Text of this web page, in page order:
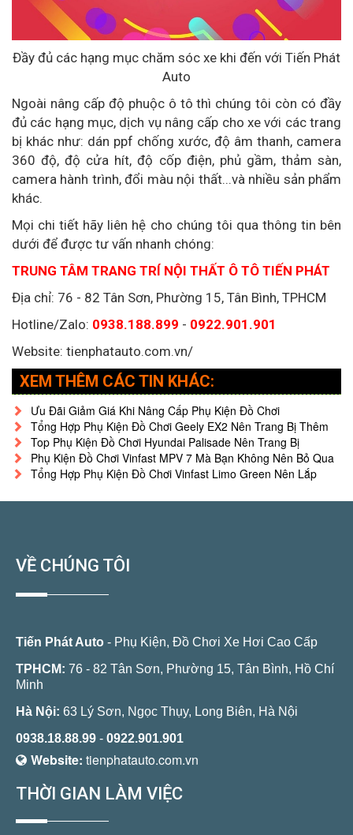
Đầy đủ các hạng mục chăm sóc xe khi đến với Tiến Phát
Auto
Ngoài nâng cấp độ phuộc ô tô thì chúng tôi còn có đầy
đủ các hạng mục, dịch vụ nâng cấp cho xe với các trang
bị khác như: dán ppf chống xước, độ âm thanh, camera
360 độ, độ cửa hít, độ cốp điện, phủ gầm, thảm sàn,
camera hành trình, đổi màu nội thất...và nhiều sản phẩm
khác.
Mọi chi tiết hãy liên hệ cho chúng tôi qua thông tin bên
dưới để được tư vấn nhanh chóng:
TRUNG TÂM TRANG TRÍ NỘI THẤT Ô TÔ TIẾN PHÁT
Địa chỉ: 76 - 82 Tân Sơn, Phường 15, Tân Bình, TPHCM
Hotline/Zalo: 0938.188.899 - 0922.901.901
Website: tienphatauto.com.vn/
XEM THÊM CÁC TIN KHÁC:
Ưu Đãi Giảm Giá Khi Nâng Cấp Phụ Kiện Đồ Chơi
Tổng Hợp Phụ Kiện Đồ Chơi Geely EX2 Nên Trang Bị Thêm
Top Phụ Kiện Đồ Chơi Hyundai Palisade Nên Trang Bị
Phụ Kiện Đồ Chơi Vinfast MPV 7 Mà Bạn Không Nên Bỏ Qua
Tổng Hợp Phụ Kiện Đồ Chơi Vinfast Limo Green Nên Lắp
VỀ CHÚNG TÔI
Tiến Phát Auto - Phụ Kiện, Đồ Chơi Xe Hơi Cao Cấp
TPHCM: 76 - 82 Tân Sơn, Phường 15, Tân Bình, Hồ Chí
Minh
Hà Nội: 63 Lý Sơn, Ngọc Thụy, Long Biên, Hà Nội
0938.18.88.99 - 0922.901.901
Website: tienphatauto.com.vn
THỜI GIAN LÀM VIỆC